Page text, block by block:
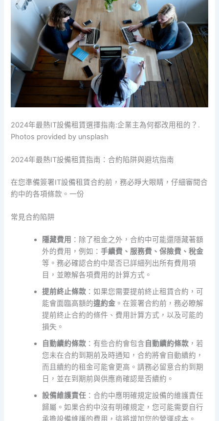
2024年最熱IT設備租賃選擇指南:企業主為何都改用租的？.
Photos provided by unsplash
2024年最熱IT設備租賃指南：合約陷阱與避坑指南
在您準備簽署IT設備租賃合約前，務必睜大眼睛，仔細審閱合
約中的各項條款。一份
常見合約陷阱
隱藏費用 ：除了租金之外，合約中可能還隱藏著額
外的費用，例如：手續費、服務費、保險費、稅金
等。務必確認合約中是否已詳細列出所有費用項
目，並瞭解各項費用的計算方式。
提前終止條款 ：如果您需要提前終止租賃合約，可
能會面臨高額的違約金 。在簽署合約前，務必瞭解
提前終止合約的條件、費用計算方式，以及可能的
損失。
自動續約條款 ：有些合約會包含自動續約條款 ，若
您未在合約到期前及時通知，合約將會自動續約，
而且續約的租金可能會更高。請務必留意合約到期
日，並在到期前與供應商確認是否續約。
設備維護責任 ：合約中應明確規定設備的維護責任
歸屬。如果合約中沒有明確規定，您可能需要自行
承擔設備維護的費用，這將增加您的營運成本。